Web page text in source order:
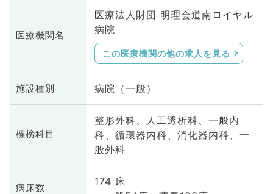
医療機関名
医療法人財団 明理会道南ロイヤル
病院
この医療機関の他の求人を見る
施設種別 病院（一般）
標榜科目
整形外科、人工透析科、一般内
科、循環器内科、消化器内科、一
般外科
病床数
174 床